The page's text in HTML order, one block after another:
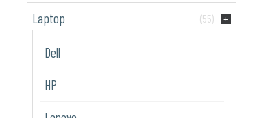
Laptop (55)
Dell
HP